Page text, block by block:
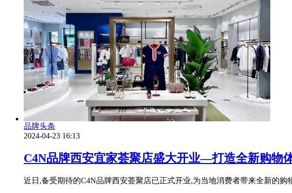
品牌头条
2024-04-23 16:13
C4N品牌西安宜家荟聚店盛大开业—打造全新购物
近日,备受期待的C4N品牌西安荟聚店已正式开业,为当地消费者带来全新的